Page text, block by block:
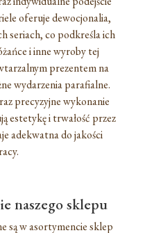
oferuje dewocjonalia,
seriach, co podkreśla ich
i inne wyroby tej
prezentem na
wydarzenia parafialne.
precyzyjne wykonanie
estetykę i trwałość przez
adekwatna do jakości
naszego sklepu
są w asortymencie sklep